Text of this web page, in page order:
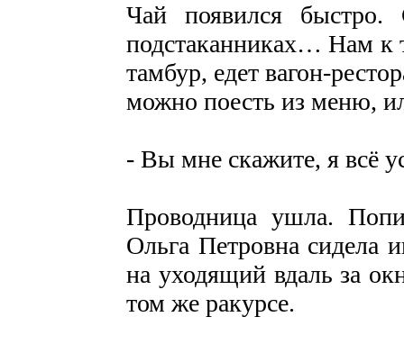
Чай появился
подстаканниках… Нам к
тамбур, едет вагон-
можно поесть из меню,
- Вы мне скажите, я всё
Проводница ушла.
Ольга Петровна сидела
на уходящий вдаль за
том же ракурсе.